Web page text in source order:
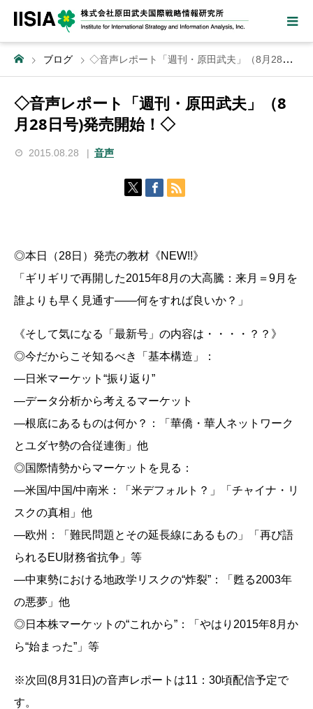
ブログ ◇音声レポート「週刊・原田武夫」（8月28日号)発売開始！◇
◇音声レポート「週刊・原田武夫」（8
月28日号)発売開始！◇
2015.08.28 音声
◎本日（28日）発売の教材《NEW!!》
「ギリギリで再開した2015年8月の大高騰：来月＝9月を
誰よりも早く見通す――何をすれば良いか？」
《そして気になる「最新号」の内容は・・・・？？》
◎今だからこそ知るべき「基本構造」：
―日米マーケット“振り返り”
―データ分析から考えるマーケット
―根底にあるものは何か？：「華僑・華人ネットワーク
とユダヤ勢の合従連衡」他
◎国際情勢からマーケットを見る：
―米国/中国/中南米：「米デフォルト？」「チャイナ・リ
スクの真相」他
―欧州：「難民問題とその延長線にあるもの」「再び語
られるEU財務省抗争」等
―中東勢における地政学リスクの“炸裂”：「甦る2003年
の悪夢」他
◎日本株マーケットの“これから”：「やはり2015年8月か
ら“始まった”」等
※次回(8月31日)の音声レポートは11：30頃配信予定で
す。